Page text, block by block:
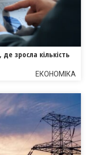
зросла кількість
ЕКОНОМІКА